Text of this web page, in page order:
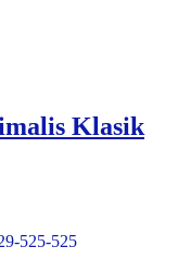
Klasik
525-525